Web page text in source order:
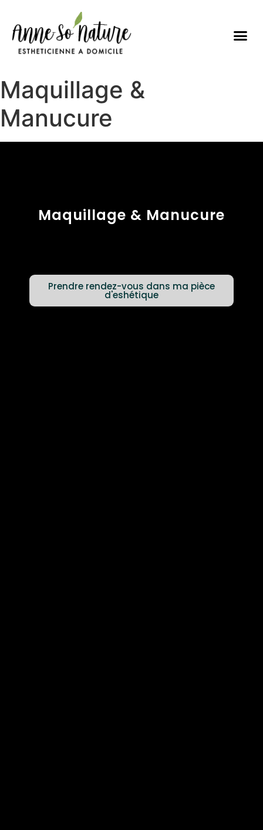
Maquillage &
Manucure
Maquillage & Manucure
Prendre rendez-vous dans ma pièce
d'eshétique